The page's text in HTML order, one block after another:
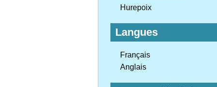
Hurepoix
Langues
Français
Anglais